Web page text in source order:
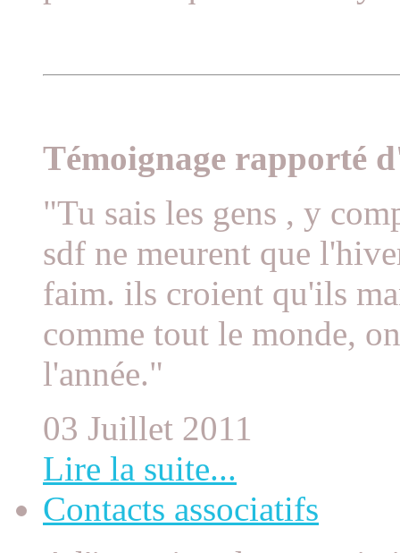
Témoignage rapporté
"Tu sais les gens , y
sdf ne meurent que
faim. ils croient qu'ils
comme tout le monde,
l'année."
03 Juillet 2011
Lire la suite...
Contacts associatifs